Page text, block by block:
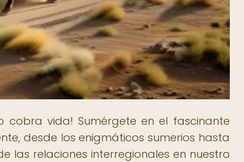
cobra vida! Sumérgete en el fascinante
desde los enigmáticos sumerios hasta
las relaciones interregionales en nuestro